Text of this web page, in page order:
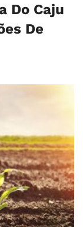
Do Caju
De